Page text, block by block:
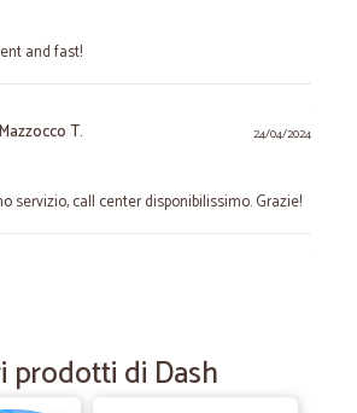
and fast!
24/04/2024
Mazzocco T.
servizio, call center disponibilissimo. Grazie!
prodotti di Dash